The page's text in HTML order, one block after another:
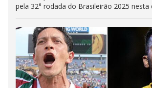
pela 32° rodada do Brasileirão 2025 nesta